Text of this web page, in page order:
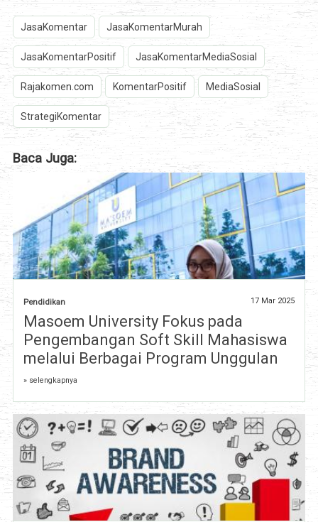
JasaKomentar JasaKomentarMurah
JasaKomentarPositif JasaKomentarMediaSosial
Rajakomen.com KomentarPositif MediaSosial
StrategiKomentar
Baca Juga:
Pendidikan 17 Mar 2025
Masoem University Fokus pada
Pengembangan Soft Skill Mahasiswa
melalui Berbagai Program Unggulan
» selengkapnya